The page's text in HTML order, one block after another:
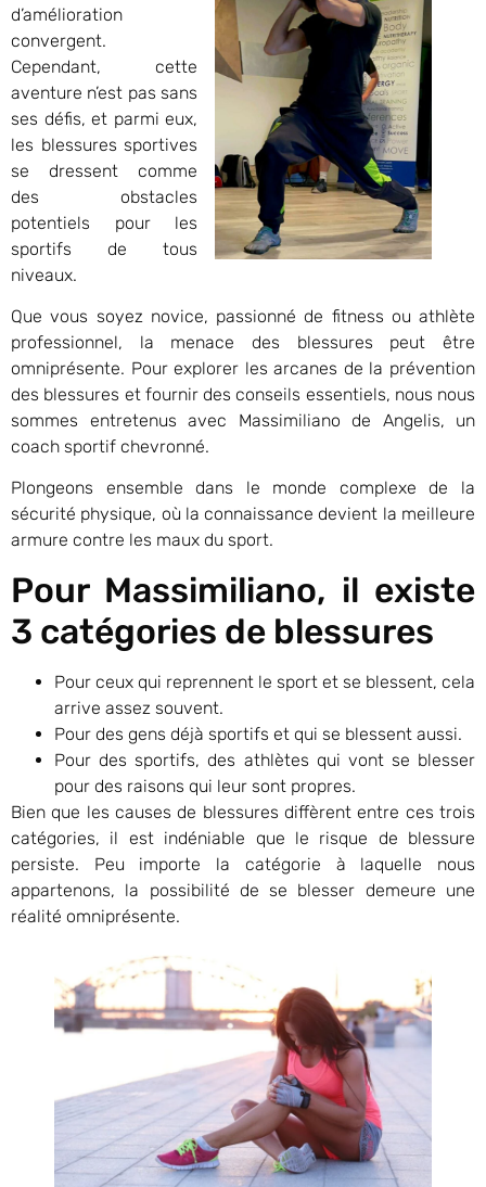
d’amélioration
convergent.
Cependant, cette
aventure n’est pas sans
ses défis, et parmi eux,
les blessures sportives
se dressent comme
des obstacles
potentiels pour les
sportifs de tous
niveaux.
Que vous soyez novice, passionné de fitness ou athlète
professionnel, la menace des blessures peut être
omniprésente. Pour explorer les arcanes de la prévention
des blessures et fournir des conseils essentiels, nous nous
sommes entretenus avec Massimiliano de Angelis, un
coach sportif chevronné.
Plongeons ensemble dans le monde complexe de la
sécurité physique, où la connaissance devient la meilleure
armure contre les maux du sport.
Pour Massimiliano, il existe
3 catégories de blessures
Pour ceux qui reprennent le sport et se blessent, cela
arrive assez souvent.
Pour des gens déjà sportifs et qui se blessent aussi.
Pour des sportifs, des athlètes qui vont se blesser
pour des raisons qui leur sont propres.
Bien que les causes de blessures diffèrent entre ces trois
catégories, il est indéniable que le risque de blessure
persiste. Peu importe la catégorie à laquelle nous
appartenons, la possibilité de se blesser demeure une
réalité omniprésente.